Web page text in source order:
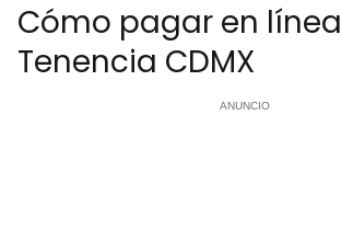
Cómo pagar en línea
Tenencia CDMX
ANUNCIO